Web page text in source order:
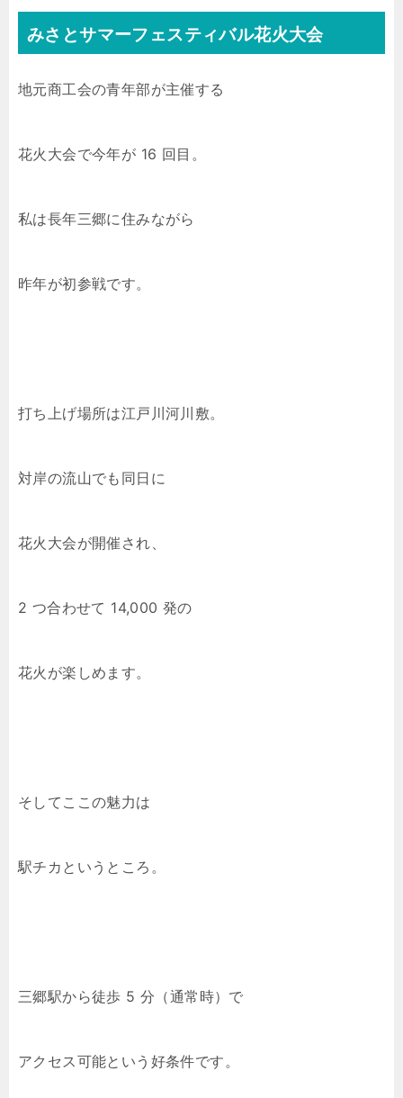
みさとサマーフェスティバル花火大会
地元商工会の青年部が主催する
花火大会で今年が 16 回目。
私は長年三郷に住みながら
昨年が初参戦です。
打ち上げ場所は江戸川河川敷。
対岸の流山でも同日に
花火大会が開催され、
2 つ合わせて 14,000 発の
花火が楽しめます。
そしてここの魅力は
駅チカというところ。
三郷駅から徒歩 5 分（通常時）で
アクセス可能という好条件です。